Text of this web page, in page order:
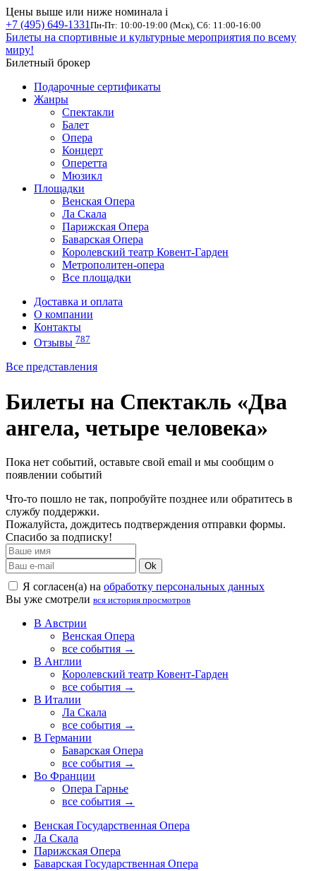
Цены выше или ниже номинала i
+7 (495) 649-1331 Пн-Пт: 10:00-19:00 (Мск), Сб: 11:00-16:00
Билеты на спортивные и культурные мероприятия по всему
миру!
Билетный брокер
Подарочные сертификаты
Жанры
Спектакли
Балет
Опера
Концерт
Оперетта
Мюзикл
Площадки
Венская Опера
Ла Скала
Парижская Опера
Баварская Опера
Королевский театр Ковент-Гарден
Метрополитен-опера
Все площадки
Доставка и оплата
О компании
Контакты
Отзывы 787
Все представления
Билеты на Спектакль «Два
ангела, четыре человека»
Пока нет событий, оставьте свой email и мы сообщим о
появлении событий
Что-то пошло не так, попробуйте позднее или обратитесь в
службу поддержки.
Пожалуйста, дождитесь подтверждения отправки формы.
Спасибо за подписку!
Ok
Я согласен(а) на обработку персональных данных
Вы уже смотрели вся история просмотров
В Австрии
Венская Опера
все события →
В Англии
Королевский театр Ковент-Гарден
все события →
В Италии
Ла Скала
все события →
В Германии
Баварская Опера
все события →
Во Франции
Опера Гарнье
все события →
Венская Государственная Опера
Ла Скала
Парижская Опера
Баварская Государственная Опера